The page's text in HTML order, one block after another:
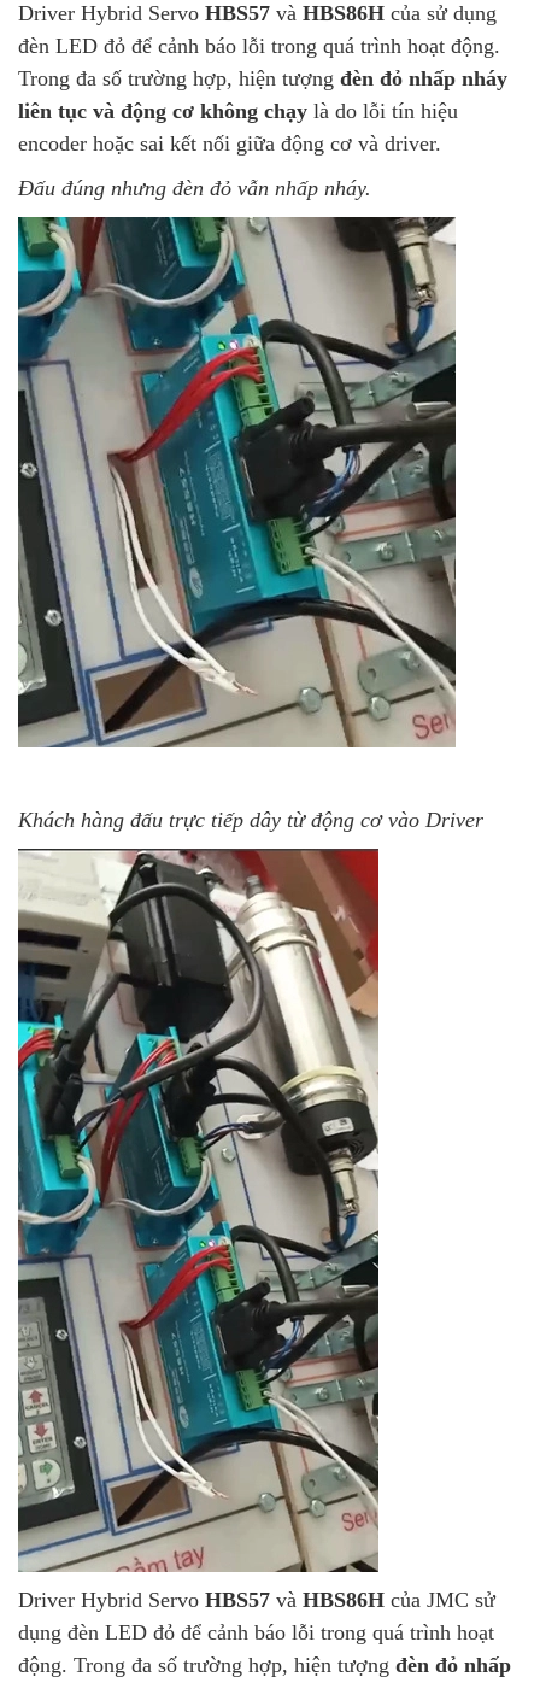
Driver Hybrid Servo HBS57 và HBS86H của sử dụng
đèn LED đỏ để cảnh báo lỗi trong quá trình hoạt động.
Trong đa số trường hợp, hiện tượng đèn đỏ nhấp nháy
liên tục và động cơ không chạy là do lỗi tín hiệu
encoder hoặc sai kết nối giữa động cơ và driver.
Đấu đúng nhưng đèn đỏ vẫn nhấp nháy.
Khách hàng đấu trực tiếp dây từ động cơ vào Driver
Driver Hybrid Servo HBS57 và HBS86H của JMC sử
dụng đèn LED đỏ để cảnh báo lỗi trong quá trình hoạt
động. Trong đa số trường hợp, hiện tượng đèn đỏ nhấp